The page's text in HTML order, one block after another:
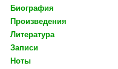
Биография
Произведения
Литература
Записи
Ноты